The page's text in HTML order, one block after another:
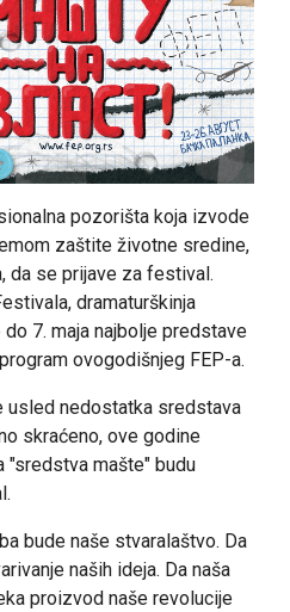
pozorišta koja izvode
zaštite životne sredine,
da se prijave za festival.
dramaturškinja
do 7. maja najbolje predstave
ovogodišnjeg FEP-a.
usled nedostatka sredstava
skraćeno, ove godine
"sredstva mašte" budu
bude naše stvaralaštvo. Da
naših ideja. Da naša
proizvod naše revolucije